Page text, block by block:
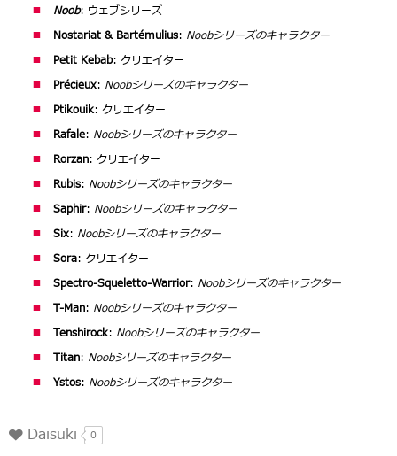
Noob: ウェブシリーズ
Nostariat & Bartémulius: Noobシリーズのキャラクター
Petit Kebab: クリエイター
Précieux: Noobシリーズのキャラクター
Ptikouik: クリエイター
Rafale: Noobシリーズのキャラクター
Rorzan: クリエイター
Rubis: Noobシリーズのキャラクター
Saphir: Noobシリーズのキャラクター
Six: Noobシリーズのキャラクター
Sora: クリエイター
Spectro-Squeletto-Warrior: Noobシリーズのキャラクター
T-Man: Noobシリーズのキャラクター
Tenshirock: Noobシリーズのキャラクター
Titan: Noobシリーズのキャラクター
Ystos: Noobシリーズのキャラクター
Daisuki 0